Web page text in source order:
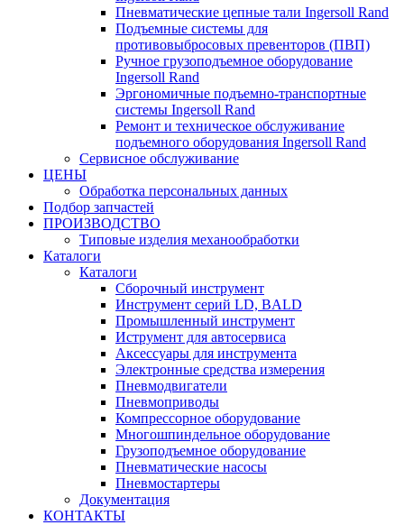
Пневматические цепные тали Ingersoll Rand
Подъемные системы для
противовыбросовых превенторов (ПВП)
Ручное грузоподъемное оборудование
Ingersoll Rand
Эргономичные подъемно-транспортные
системы Ingersoll Rand
Ремонт и техническое обслуживание
подъемного оборудования Ingersoll Rand
Сервисное обслуживание
ЦЕНЫ
Обработка персональных данных
Подбор запчастей
ПРОИЗВОДСТВО
Типовые изделия механообработки
Каталоги
Каталоги
Сборочный инструмент
Инструмент серий LD, BALD
Промышленный инструмент
Иструмент для автосервиса
Аксессуары для инструмента
Электронные средства измерения
Пневмодвигатели
Пневмоприводы
Компрессорное оборудование
Многошпиндельное оборудование
Грузоподъемное оборудование
Пневматические насосы
Пневмостартеры
Документация
КОНТАКТЫ